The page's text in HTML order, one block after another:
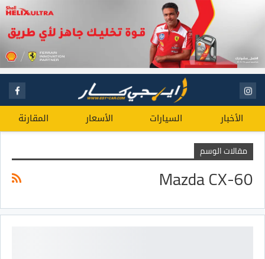
الأخبار السيارات الأسعار المقارنة
مقالات الوسم
Mazda CX-60